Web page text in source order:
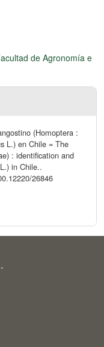
de Agronomía e
(Homoptera :
L.) en Chile = The
: identification and
in Chile..
26846